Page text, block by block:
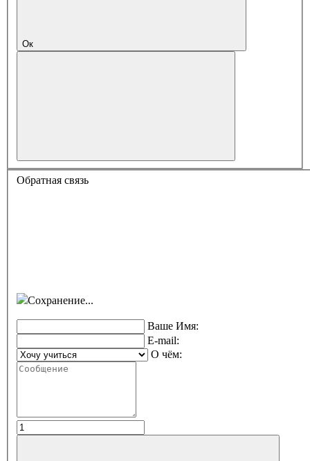
Ок
Обратная связь
Сохранение...
Ваше Имя:
E-mail:
О чём: